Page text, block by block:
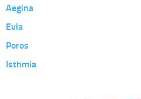
Aegina
Evia
Poros
Isthmia